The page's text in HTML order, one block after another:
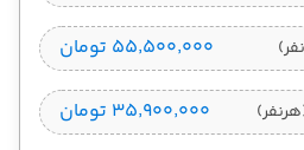
۵۵٬۵۰۰٬۰۰۰ تومان
۳۵٬۹۰۰٬۰۰۰ تومان